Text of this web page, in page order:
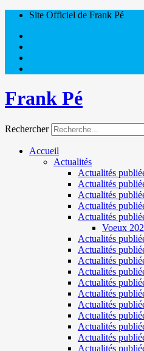
Site Officiel de Frank Pé
Frank Pé
Rechercher
Accueil
Actualités
Actualités
Actualités
Actualités
Actualités
Actualités
Voeux
Actualités
Actualités
Actualités
Actualités
Actualités
Actualités
Actualités
Actualités
Actualités
Actualités
Actualités